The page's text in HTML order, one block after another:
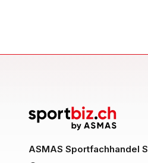
ASMAS Sportfachhandel